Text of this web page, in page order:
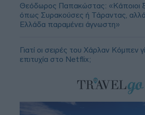
Θεόδωρος Παπακώστας: «Κάποιοι
όπως Συρακούσες ή Τάραντας,
Ελλάδα παραμένει άγνωστη»
Γιατί οι σειρές του Χάρλαν Κόμπεν
επιτυχία στο Netflix;